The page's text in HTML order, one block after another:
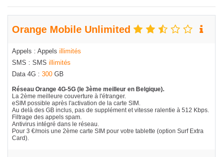
Orange Mobile Unlimited
Appels : Appels illimités
SMS : SMS illimités
Data 4G : 300 GB
Réseau Orange 4G-5G (le 3ème meilleur en Belgique).
La 2ème meilleure couverture à l'étranger.
eSIM possible après l'activation de la carte SIM.
Au delà des GB inclus, pas de supplément et vitesse ralentie à 512 Kbps.
Filtrage des appels spam.
Antivirus intégré dans le réseau.
Pour 3 €/mois une 2ème carte SIM pour votre tablette (option Surf Extra
Card).